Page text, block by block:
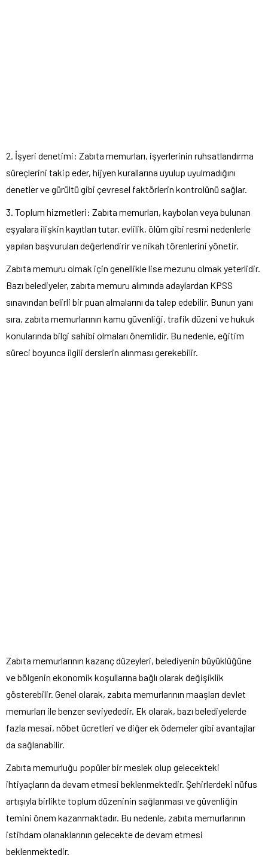
2. İşyeri denetimi: Zabıta memurları, işyerlerinin ruhsatlandırma
süreçlerini takip eder, hijyen kurallarına uyulup uyulmadığını
denetler ve gürültü gibi çevresel faktörlerin kontrolünü sağlar.
3. Toplum hizmetleri: Zabıta memurları, kaybolan veya bulunan
eşyalara ilişkin kayıtları tutar, evlilik, ölüm gibi resmi nedenlerle
yapılan başvuruları değerlendirir ve nikah törenlerini yönetir.
Zabıta memuru olmak için genellikle lise mezunu olmak yeterlidir.
Bazı belediyeler, zabıta memuru alımında adaylardan KPSS
sınavından belirli bir puan almalarını da talep edebilir. Bunun yanı
sıra, zabıta memurlarının kamu güvenliği, trafik düzeni ve hukuk
konularında bilgi sahibi olmaları önemlidir. Bu nedenle, eğitim
süreci boyunca ilgili derslerin alınması gerekebilir.
Zabıta memurlarının kazanç düzeyleri, belediyenin büyüklüğüne
ve bölgenin ekonomik koşullarına bağlı olarak değişiklik
gösterebilir. Genel olarak, zabıta memurlarının maaşları devlet
memurları ile benzer seviyededir. Ek olarak, bazı belediyelerde
fazla mesai, nöbet ücretleri ve diğer ek ödemeler gibi avantajlar
da sağlanabilir.
Zabıta memurluğu popüler bir meslek olup gelecekteki
ihtiyaçların da devam etmesi beklenmektedir. Şehirlerdeki nüfus
artışıyla birlikte toplum düzeninin sağlanması ve güvenliğin
temini önem kazanmaktadır. Bu nedenle, zabıta memurlarının
istihdam olanaklarının gelecekte de devam etmesi
beklenmektedir.